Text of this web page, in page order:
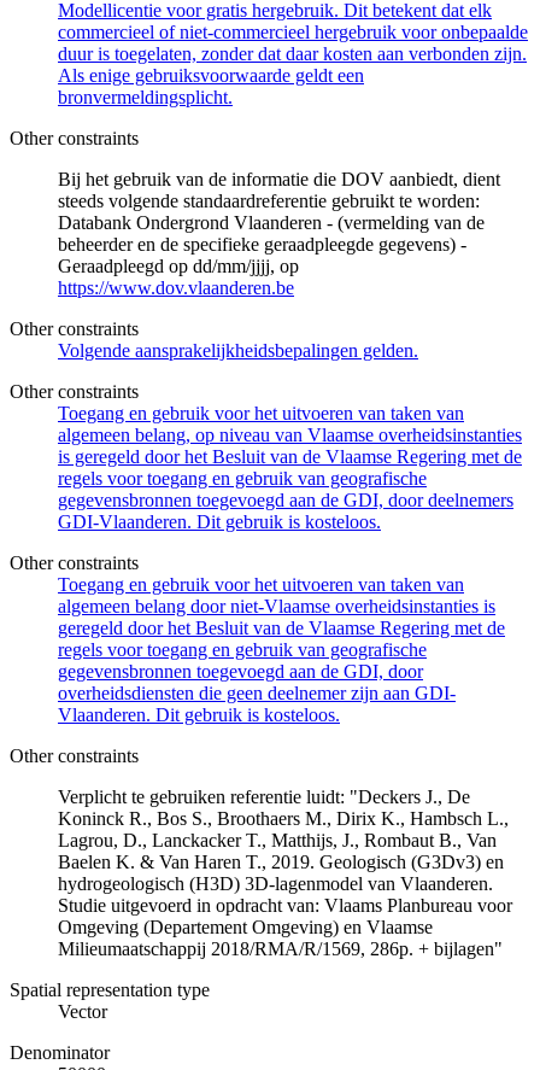
Modellicentie voor gratis hergebruik. Dit betekent dat elk
commercieel of niet-commercieel hergebruik voor onbepaalde
duur is toegelaten, zonder dat daar kosten aan verbonden zijn.
Als enige gebruiksvoorwaarde geldt een
bronvermeldingsplicht.
Other constraints
Bij het gebruik van de informatie die DOV aanbiedt, dient
steeds volgende standaardreferentie gebruikt te worden:
Databank Ondergrond Vlaanderen - (vermelding van de
beheerder en de specifieke geraadpleegde gegevens) -
Geraadpleegd op dd/mm/jjjj, op
https://www.dov.vlaanderen.be
Other constraints
Volgende aansprakelijkheidsbepalingen gelden.
Other constraints
Toegang en gebruik voor het uitvoeren van taken van
algemeen belang, op niveau van Vlaamse overheidsinstanties
is geregeld door het Besluit van de Vlaamse Regering met de
regels voor toegang en gebruik van geografische
gegevensbronnen toegevoegd aan de GDI, door deelnemers
GDI-Vlaanderen. Dit gebruik is kosteloos.
Other constraints
Toegang en gebruik voor het uitvoeren van taken van
algemeen belang door niet-Vlaamse overheidsinstanties is
geregeld door het Besluit van de Vlaamse Regering met de
regels voor toegang en gebruik van geografische
gegevensbronnen toegevoegd aan de GDI, door
overheidsdiensten die geen deelnemer zijn aan GDI-
Vlaanderen. Dit gebruik is kosteloos.
Other constraints
Verplicht te gebruiken referentie luidt: "Deckers J., De
Koninck R., Bos S., Broothaers M., Dirix K., Hambsch L.,
Lagrou, D., Lanckacker T., Matthijs, J., Rombaut B., Van
Baelen K. & Van Haren T., 2019. Geologisch (G3Dv3) en
hydrogeologisch (H3D) 3D-lagenmodel van Vlaanderen.
Studie uitgevoerd in opdracht van: Vlaams Planbureau voor
Omgeving (Departement Omgeving) en Vlaamse
Milieumaatschappij 2018/RMA/R/1569, 286p. + bijlagen"
Spatial representation type
Vector
Denominator